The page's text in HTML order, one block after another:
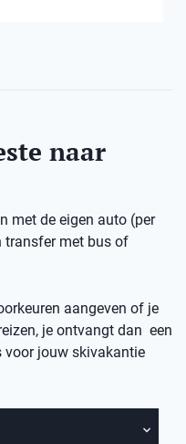
naar
met de eigen auto (per
transfer met bus of
aangeven of je
je ontvangt dan een
jouw skivakantie